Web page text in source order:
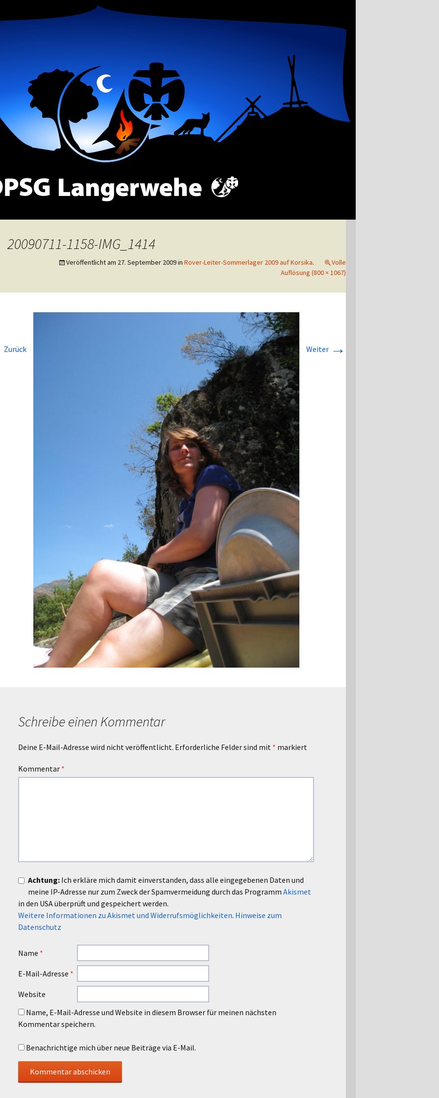
Langerwehe
Pfadfinderschaft St. Georg
20090711-1158-IMG_1414
Veröffentlicht am 27. September 2009in Rover-Leiter-Sommerlager 2009 auf Korsika.
Volle
Auflösung (800 × 1067)
Zurück Weiter →
Schreibe einen Kommentar
Deine E-Mail-Adresse wird nicht veröffentlicht. Erforderliche Felder sind mit * markiert
Kommentar *
Achtung: Ich erkläre mich damit einverstanden, dass alle eingegebenen Daten und
meine IP-Adresse nur zum Zweck der Spamvermeidung durch das Programm Akismet
in den USA überprüft und gespeichert werden.
Weitere Informationen zu Akismet und Widerrufsmöglichkeiten. Hinweise zum
Datenschutz
Name *
E-Mail-Adresse *
Website
Name, E-Mail-Adresse und Website in diesem Browser für meinen nächsten
Kommentar speichern.
Benachrichtige mich über neue Beiträge via E-Mail.